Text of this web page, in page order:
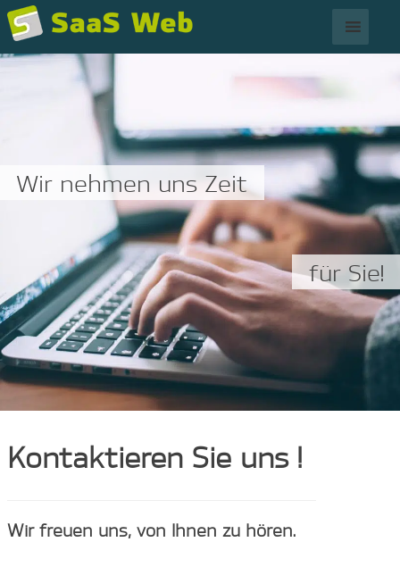
Skip
to
content
Wir nehmen uns Zeit
für Sie!
Kontaktieren Sie uns !
Wir freuen uns, von Ihnen zu hören.